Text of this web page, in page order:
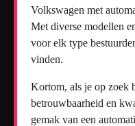
Volkswagen met
Met diverse modellen
voor elk type
vinden.
Kortom, als je op zoek
betrouwbaarheid en
gemak van een